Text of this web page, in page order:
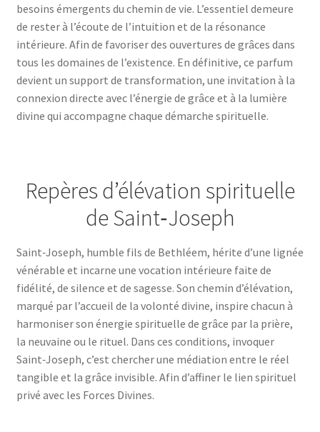
besoins émergents du chemin de vie. L’essentiel demeure
de rester à l’écoute de l’intuition et de la résonance
intérieure. Afin de favoriser des ouvertures de grâces dans
tous les domaines de l’existence. En définitive, ce parfum
devient un support de transformation, une invitation à la
connexion directe avec l’énergie de grâce et à la lumière
divine qui accompagne chaque démarche spirituelle.
Repères d’élévation spirituelle
de Saint‑Joseph
Saint‑Joseph, humble fils de Bethléem, hérite d’une lignée
vénérable et incarne une vocation intérieure faite de
fidélité, de silence et de sagesse. Son chemin d’élévation,
marqué par l’accueil de la volonté divine, inspire chacun à
harmoniser son énergie spirituelle de grâce par la prière,
la neuvaine ou le rituel. Dans ces conditions, invoquer
Saint‑Joseph, c’est chercher une médiation entre le réel
tangible et la grâce invisible. Afin d’affiner le lien spirituel
privé avec les Forces Divines.